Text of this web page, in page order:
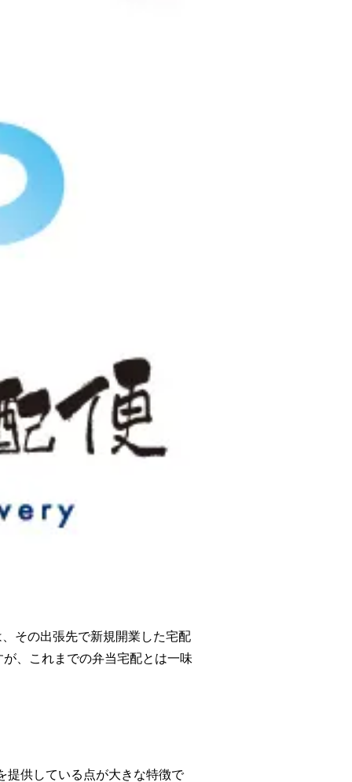
その出張先で新規開業した宅配
、これまでの弁当宅配とは一味
提供している点が大きな特徴で